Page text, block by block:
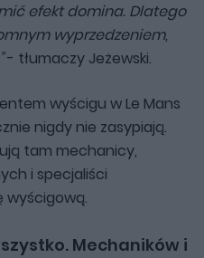
efekt domina. Dlatego
wyprzedzeniem,
- tłumaczy Jeżewski.
wyścigu w Le Mans
nigdy nie zasypiają.
tam mechanicy,
i specjaliści
wyścigową.
Mechaników i